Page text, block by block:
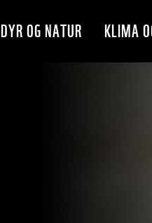
DYR OG NATUR KLIMA